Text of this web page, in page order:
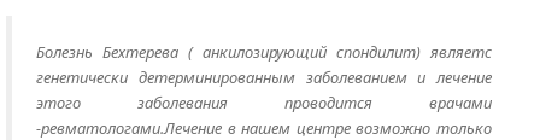
Болезнь Бехтерева ( анкилозирующий спондилит) являетс
генетически детерминированным заболеванием и лечение
этого заболевания проводится врачами
-ревматологами.Лечение в нашем центре возможно только